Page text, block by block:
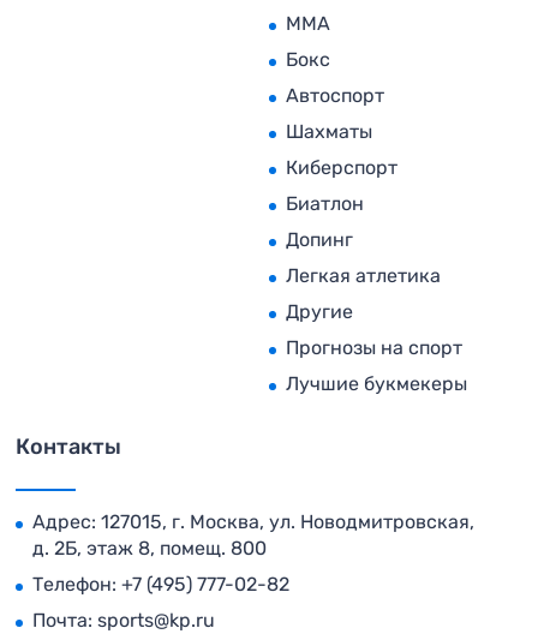
MMA
Бокс
Автоспорт
Шахматы
Киберспорт
Биатлон
Допинг
Легкая атлетика
Другие
Прогнозы на спорт
Лучшие букмекеры
Контакты
Адрес: 127015, г. Москва, ул. Новодмитровская,
д. 2Б, этаж 8, помещ. 800
Телефон: +7 (495) 777-02-82
Почта: sports@kp.ru